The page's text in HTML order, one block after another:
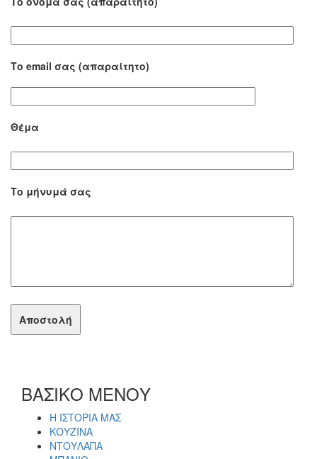
Το email σας (απαραίτητο)
Θέμα
Το μήνυμά σας
ΒΑΣΙΚΟ ΜΕΝΟΥ
Η ΙΣΤΟΡΙΑ ΜΑΣ
ΚΟΥΖΙΝΑ
ΝΤΟΥΛΑΠΑ